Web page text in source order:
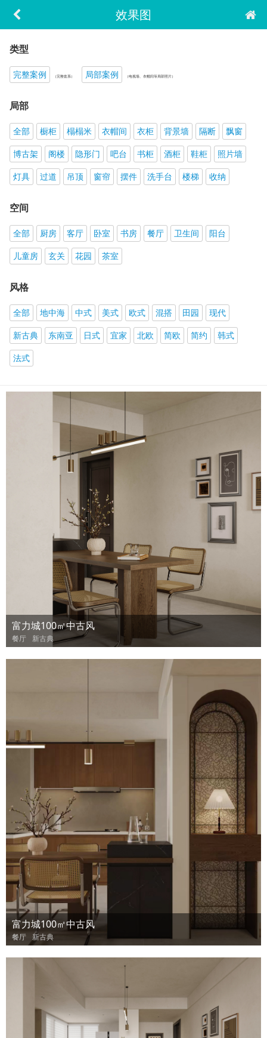
效果图
类型
完整案例 （完整套系） 局部案例 （电视墙、衣帽间等局部照片）
局部
全部 橱柜 榻榻米 衣帽间 衣柜 背景墙 隔断
飘窗
博古架
阁楼 隐形门 吧台 书柜 酒柜 鞋柜
照片墙
灯具
过道 吊顶 窗帘 摆件 洗手台 楼梯 收纳
空间
全部 厨房 客厅 卧室 书房 餐厅 卫生间
阳台
儿童房
玄关 花园 茶室
风格
全部 地中海 中式 美式 欧式 混搭 田园
现代
新古典
东南亚 日式 宜家 北欧 简欧 简约
韩式
法式
富力城100㎡中古风
餐厅 新古典
富力城100㎡中古风
餐厅 新古典